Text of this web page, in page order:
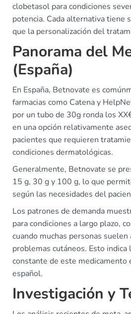
clobetasol para condiciones
potencia. Cada alternativa tiene
que la personalización del
Panorama del
(España)
En España, Betnovate es
farmacias como Catena y
por un tubo de 30g ronda los
en una opción relativamente
pacientes que requieren
condiciones dermatológicas.
Generalmente, Betnovate se
15 g, 30 g y 100 g, lo que
según las necesidades del
Los patrones de demanda
para condiciones a largo plazo,
cuando muchas personas suelen
problemas cutáneos. Esto indica
constante de este medicamento
español.
Investigación y